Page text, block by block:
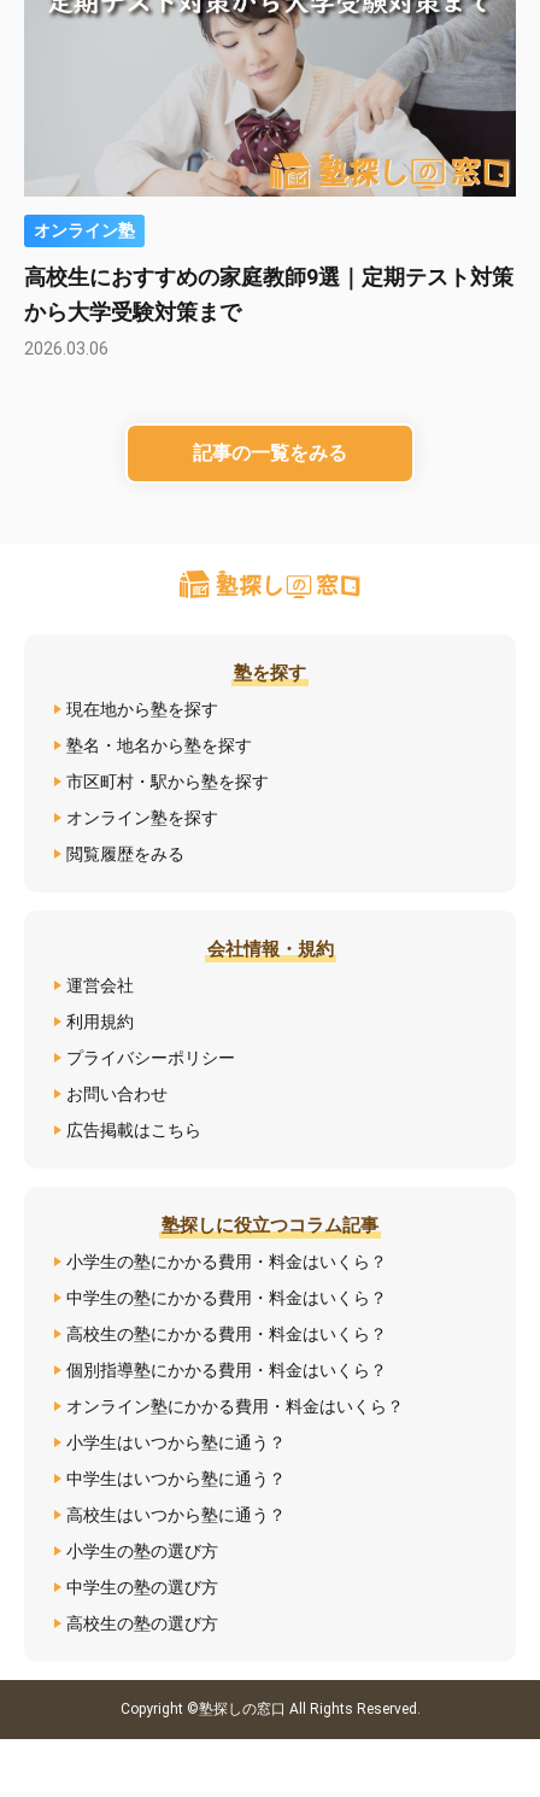
オンライン塾
高校生におすすめの家庭教師9選｜定期テスト対策
から大学受験対策まで
2026.03.06
記事の一覧をみる
塾を探す
現在地から塾を探す
塾名・地名から塾を探す
市区町村・駅から塾を探す
オンライン塾を探す
閲覧履歴をみる
会社情報・規約
運営会社
利用規約
プライバシーポリシー
お問い合わせ
広告掲載はこちら
塾探しに役立つコラム記事
小学生の塾にかかる費用・料金はいくら？
中学生の塾にかかる費用・料金はいくら？
高校生の塾にかかる費用・料金はいくら？
個別指導塾にかかる費用・料金はいくら？
オンライン塾にかかる費用・料金はいくら？
小学生はいつから塾に通う？
中学生はいつから塾に通う？
高校生はいつから塾に通う？
小学生の塾の選び方
中学生の塾の選び方
高校生の塾の選び方
Copyright ©塾探しの窓口 All Rights Reserved.